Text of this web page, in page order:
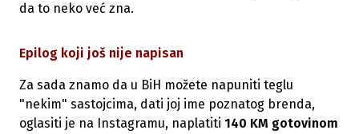
da to neko već zna.
Epilog koji još nije napisan
Za sada znamo da u BiH možete napuniti teglu
"nekim" sastojcima, dati joj ime poznatog brenda,
oglasiti je na Instagramu, naplatiti 140 KM gotovinom